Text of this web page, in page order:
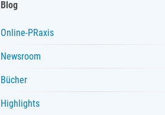
Blog
Online-PRaxis
Newsroom
Bücher
Highlights